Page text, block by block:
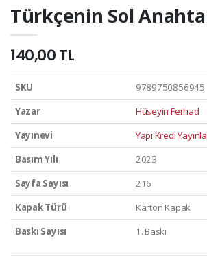
Türkçenin Sol
140,00 TL
SKU
9789750856945
Yazar
Hüseyin Ferhad
Yayınevi
Yapı Kredi
Basım Yılı
2023
Sayfa Sayısı
216
Kapak Türü
Karton Kapak
Baskı Sayısı
1. Baskı